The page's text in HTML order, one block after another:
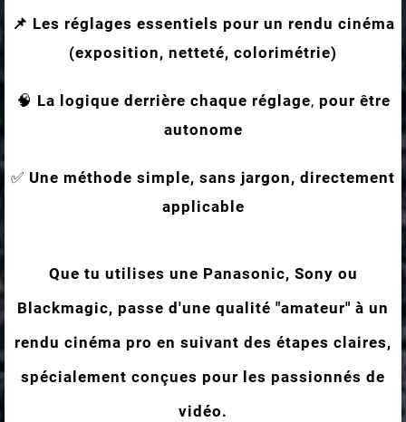
📌 Les réglages essentiels pour un rendu cinéma
(exposition, netteté, colorimétrie)
🧠 La logique derrière chaque réglage, pour être
autonome
✅ Une méthode simple, sans jargon, directement
applicable
Que tu utilises une Panasonic, Sony ou
Blackmagic, passe d'une qualité "amateur" à un
rendu cinéma pro en suivant des étapes claires,
spécialement conçues pour les passionnés de
vidéo.